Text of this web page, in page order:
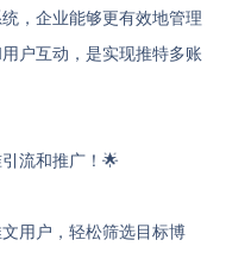
，企业能够更有效地管理
户互动，是实现推特多账
流和推广！🌟
用户，轻松筛选目标博